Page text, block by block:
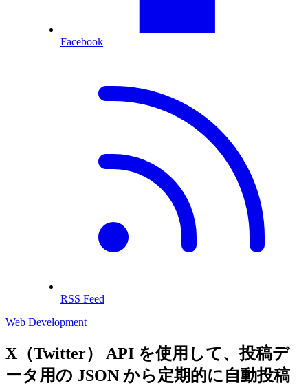
Facebook
RSS Feed
Web Development
X（Twitter） API を使用して、投稿デ
ータ用の JSON から定期的に自動投稿